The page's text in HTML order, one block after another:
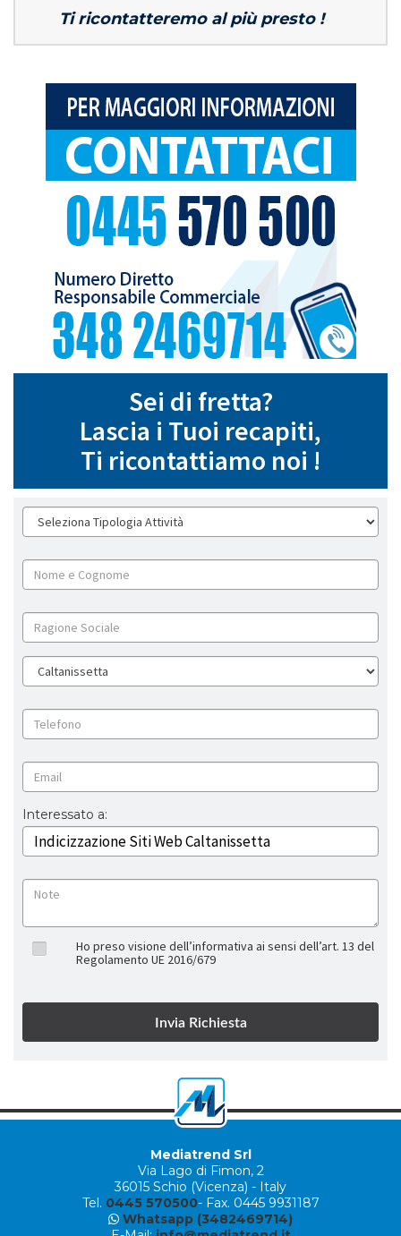
Ti ricontatteremo al più presto !
Sei di fretta?
Lascia i Tuoi recapiti,
Ti ricontattiamo noi !
Interessato a:
Ho preso visione dell’informativa ai sensi dell’art. 13 del
Regolamento UE 2016/679
Mediatrend Srl
Via Lago di Fimon, 2
36015 Schio (Vicenza) - Italy
Tel. 0445 570500- Fax. 0445 9931187
Whatsapp (3482469714)